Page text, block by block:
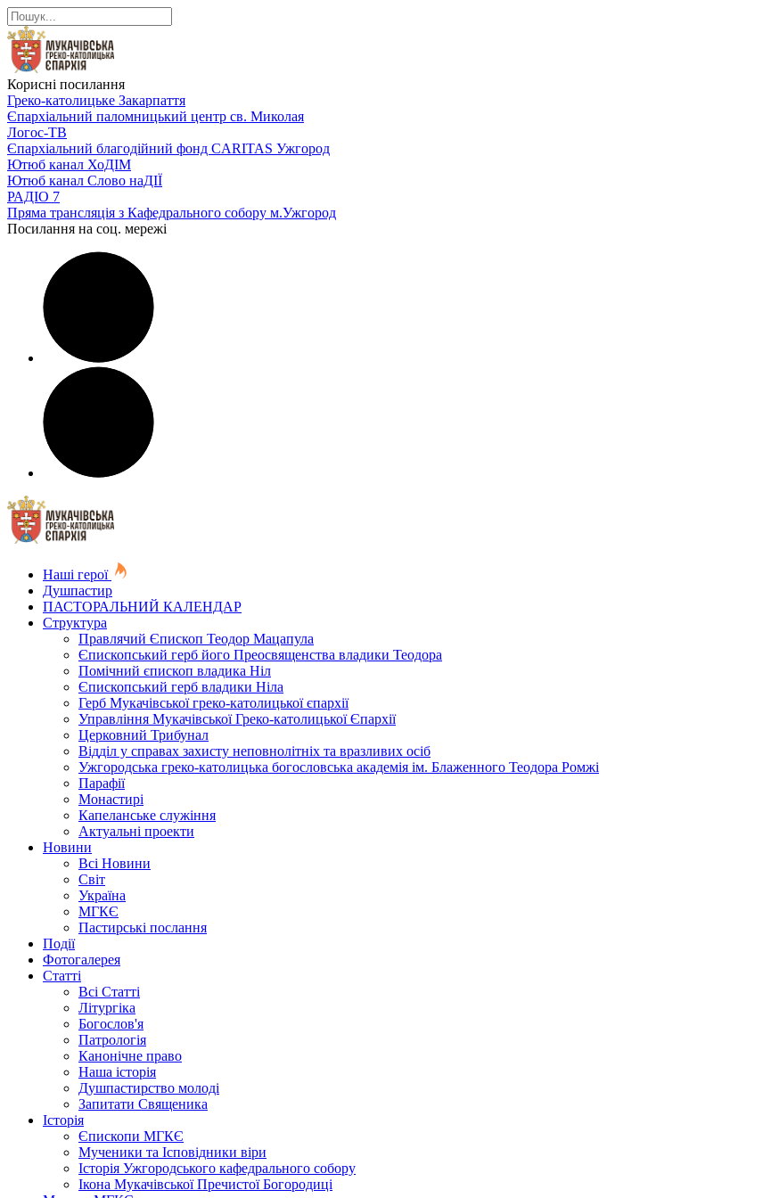
Корисні посилання
Греко-католицьке Закарпаття
Єпархіальний паломницький центр св. Миколая
Логос-ТВ
Єпархіальний благодійний фонд CARITAS Ужгород
Ютюб канал ХоДІМ
Ютюб канал Слово наДІЇ
РАДІО 7
Пряма трансляція з Кафедрального собору м.Ужгород
Посилання на соц. мережі
Наші герої
Душпастир
ПАСТОРАЛЬНИЙ КАЛЕНДАР
Структура
Правлячий Єпископ Теодор Мацапула
Єпископський герб його Преосвященства владики Теодора
Помічний єпископ владика Ніл
Єпископський герб владики Ніла
Герб Мукачівської греко-католицької єпархії
Управління Мукачівської Греко-католицької Єпархії
Церковний Трибунал
Відділ у справах захисту неповнолітніх та вразливих осіб
Ужгородська греко-католицька богословська академія ім. Блаженного Теодора Ромжі
Парафії
Монастирі
Капеланське служіння
Актуальні проекти
Новини
Всі Новини
Світ
Україна
МГКЄ
Пастирські послання
Події
Фотогалерея
Статті
Всі Статті
Літургіка
Богослов'я
Патрологія
Канонічне право
Наша історія
Душпастирство молоді
Запитати Священика
Історія
Єпископи МГКЄ
Мученики та Ісповідники віри
Історія Ужгородського кафедрального собору
Ікона Мукачівської Пречистої Богородиці